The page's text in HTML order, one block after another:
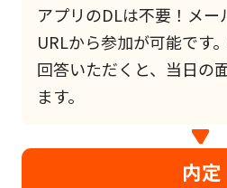
アプリのDLは不要！メー
URLから参加が可能です
回答いただくと、当日の
ます。
内定